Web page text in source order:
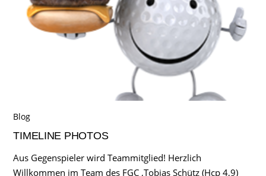
Blog
TIMELINE PHOTOS
Aus Gegenspieler wird Teammitglied! Herzlich
Willkommen im Team des FGC ,Tobias Schütz (Hcp 4,9)